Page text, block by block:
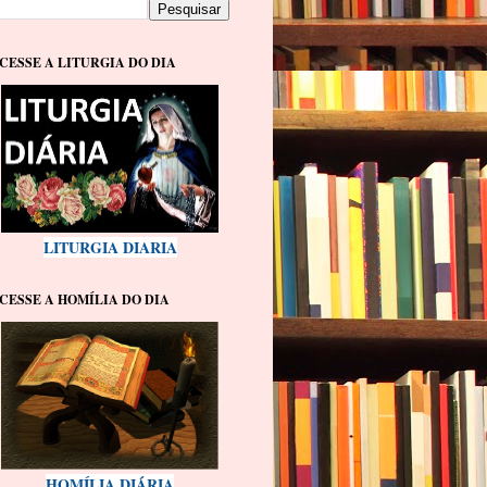
A LITURGIA DO DIA
LITURGIA DIARIA
A HOMÍLIA DO DIA